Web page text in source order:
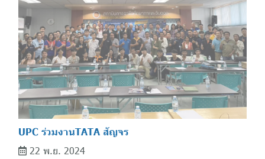
UPC ร่วมงานTATA สัญจร
22 พ.ย. 2024